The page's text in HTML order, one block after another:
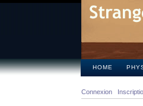
HOME
Connexion